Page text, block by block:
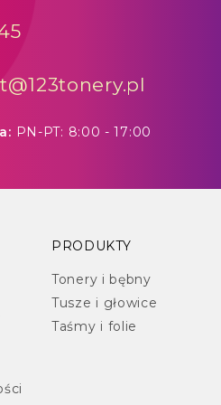
PN-PT: 8:00 - 17:00
PRODUKTY
Tonery i bębny
Tusze i głowice
Taśmy i folie